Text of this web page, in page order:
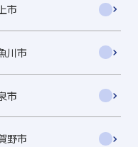
市
川市
市
野市